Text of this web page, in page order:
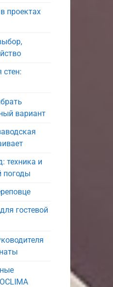
проектах
вариант
техника и
погоды
гостевой